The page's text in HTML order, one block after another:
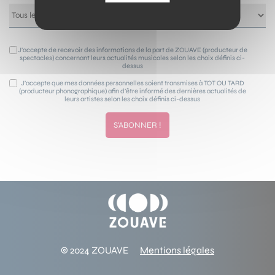
J’accepte de recevoir des informations de la part de ZOUAVE (producteur de
spectacles) concernant leurs actualités musicales selon les choix définis ci-
dessus
J’accepte que mes données personnelles soient transmises à TOT OU TARD
(producteur phonographique) afin d’être informé des dernières actualités de
leurs artistes selon les choix définis ci-dessus
© 2024 ZOUAVE Mentions légales